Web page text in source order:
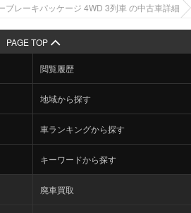
レーキパッケージ 4WD 3列車 の中古車詳細
PAGE TOP
閲覧履歴
地域から探す
車ランキングから探す
キーワードから探す
廃車買取